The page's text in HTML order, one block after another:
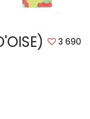
3 690